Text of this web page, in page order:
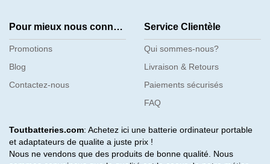
Pour mieux nous connaître
Promotions
Blog
Contactez-nous
Service Clientèle
Qui sommes-nous?
Livraison & Retours
Paiements sécurisés
FAQ
Toutbatteries.com: Achetez ici une batterie ordinateur portable
et adaptateurs de qualite a juste prix !
Nous ne vendons que des produits de bonne qualité. Nous